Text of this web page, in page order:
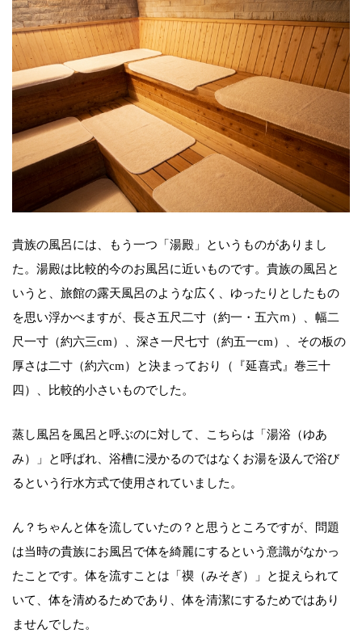
貴族の風呂には、もう一つ「湯殿」というものがありまし
た。湯殿は比較的今のお風呂に近いものです。貴族の風呂と
いうと、旅館の露天風呂のような広く、ゆったりとしたもの
を思い浮かべますが、長さ五尺二寸（約一・五六ｍ）、幅二
尺一寸（約六三cm）、深さ一尺七寸（約五一cm）、その板の
厚さは二寸（約六cm）と決まっており（『延喜式』巻三十
四）、比較的小さいものでした。
蒸し風呂を風呂と呼ぶのに対して、こちらは「湯浴（ゆあ
み）」と呼ばれ、浴槽に浸かるのではなくお湯を汲んで浴び
るという行水方式で使用されていました。
ん？ちゃんと体を流していたの？と思うところですが、問題
は当時の貴族にお風呂で体を綺麗にするという意識がなかっ
たことです。体を流すことは「禊（みそぎ）」と捉えられて
いて、体を清めるためであり、体を清潔にするためではあり
ませんでした。